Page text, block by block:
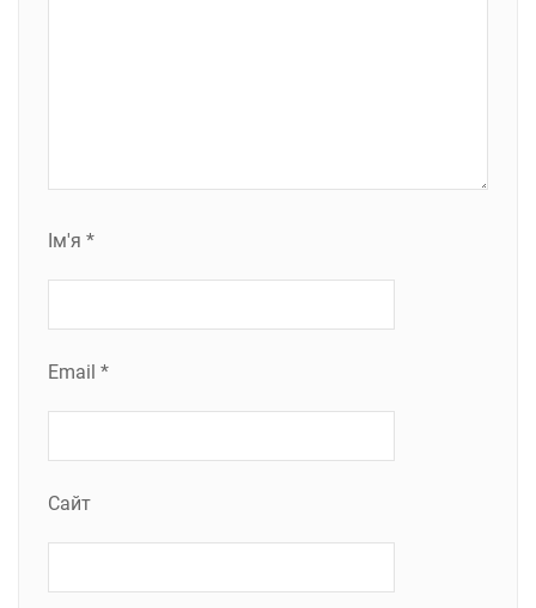
Ім'я *
Email *
Сайт